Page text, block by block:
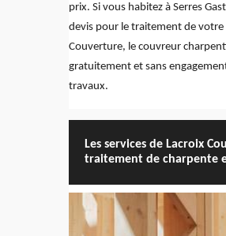
prix. Si vous habitez à Serres
devis pour le traitement de
Couverture, le couvreur
gratuitement et sans
travaux.
Les services de Lacroix
traitement de charpente